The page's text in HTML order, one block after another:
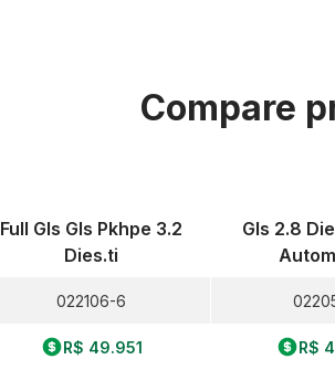
Compare
Full Gls Gls Pkhpe 3.2
Dies.ti
022106-6
R$ 49.951
Gls 2.8
R$